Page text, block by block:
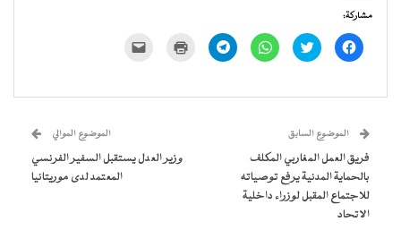
مشاركة:
انقر
للمشاركة
في
اضغط
للمشاركة
في
انقر
للمشاركة
في
انقر
للمشاركة
في
للطباعة
جديدة) الإلكتروني
نافذة
جديدة)
الموضوع السابق
فريق العمل المغاربي المكلف
بالحماية المدنية يرفع توصياته
للاجتماع المقبل لوزراء داخلية
الاتحاد
الموضوع الموالي
وزير العدل يستقبل السفير الفرنسي
المعتمد لدى موريتانيا